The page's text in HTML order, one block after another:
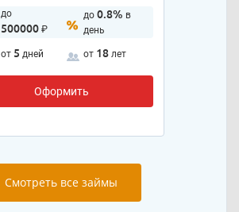
до
500000₽
до 0.8% в
день
от 5 дней от 18 лет
Оформить
Смотреть все займы